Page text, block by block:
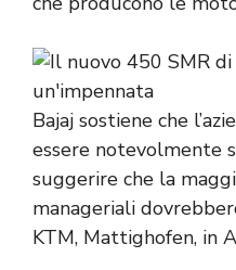
Bajaj sostiene che
essere notevolmente
suggerire che la
manageriali
KTM, Mattighofen, in